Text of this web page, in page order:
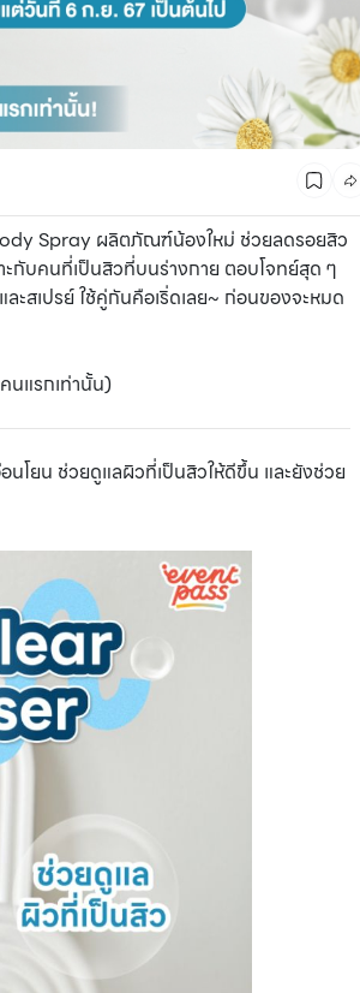
Spray ผลิตภัณฑ์น้องใหม่ ช่วยลดรอยสิว
ะกับคนที่เป็นสิวที่บนร่างกาย ตอบโจทย์สุด ๆ
สเปรย์ ใช้คู่กันคือเริ่ดเลย~ ก่อนของจะหมด
นแรกเท่านั้น)
ยน ช่วยดูแลผิวที่เป็นสิวให้ดีขึ้น และยังช่วย
SHOP รวมแบรนด์ตัวท็อป ลดสูงสุด50%